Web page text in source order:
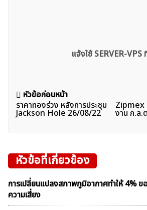
แจ้งใช้ SERVER-VPS
แนะแนว
เรื่อง
หัวข้อก่อนหน้า
ราคาทองร่วง หลังการประชุม
Jackson Hole 26/08/22
Zipmex
งาน ก.ล.
หัวข้อที่เกี่ยวข้อง
การเปลี่ยนแปลงสภาพภูมิอากาศทำให้ 4%
ความเสี่ยง